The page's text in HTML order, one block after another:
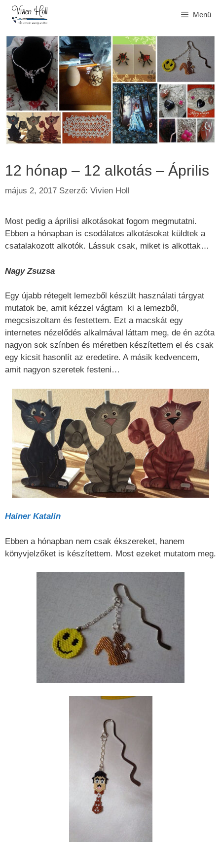
Kilépés
Menü
12 hónap – 12 alkotás – Április
május 2, 2017 Szerző: Vivien Holl
Most pedig a áprilisi alkotásokat fogom megmutatni.
Ebben a hónapban is csodálatos alkotásokat küldtek a
csatalakozott alkotók. Lássuk csak, miket is alkottak…
Nagy Zsuzsa
Egy újabb rétegelt lemezből készült használati tárgyat
mutatok be, amit kézzel vágtam ki a lemezből,
megcsiszoltam és festettem. Ezt a macskát egy
internetes nézelődés alkalmával láttam meg, de én azóta
nagyon sok színben és méretben készítettem el és csak
egy kicsit hasonlít az eredetire. A másik kedvencem,
amit nagyon szeretek festeni…
Hainer Katalin
Ebben a hónapban nem csak ékszereket, hanem
könyvjelzőket is készítettem. Most ezeket mutatom meg.